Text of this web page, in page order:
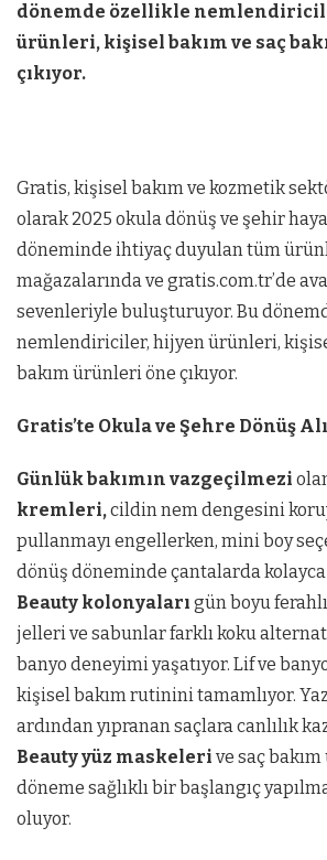
dönemde özellikle
ürünleri, kişisel bakım ve saç
çıkıyor.
Gratis, kişisel bakım ve kozmetik
olarak 2025 okula dönüş ve şehir
döneminde ihtiyaç duyulan tüm
mağazalarında ve gratis.com.tr’de
sevenleriyle buluşturuyor. Bu
nemlendiriciler, hijyen ürünleri,
bakım ürünleri öne çıkıyor.
Gratis’te Okula ve Şehre Dönüş
Günlük bakımın vazgeçilmezi
kremleri,cildin nem dengesini
pullanmayı engellerken, mini boy
dönüş döneminde çantalarda
Beauty kolonyaları gün boyu
jelleri ve sabunlar farklı koku
banyo deneyimi yaşatıyor. Lif ve
kişisel bakım rutinini tamamlıyor.
ardından yıpranan saçlara canlılık
Beauty yüz maskeleri ve saç
döneme sağlıklı bir başlangıç
oluyor.